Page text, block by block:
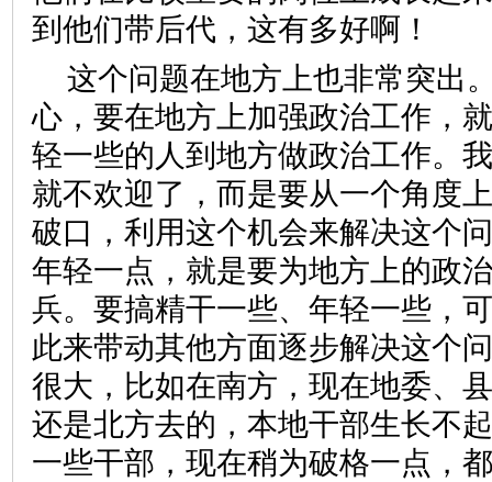
到他们带后代，这有多好啊！
这个问题在地方上也非常突出
心，要在地方上加强政治工作，
轻一些的人到地方做政治工作。
就不欢迎了，而是要从一个角度
破口，利用这个机会来解决这个
年轻一点，就是要为地方上的政
兵。要搞精干一些、年轻一些，
此来带动其他方面逐步解决这个
很大，比如在南方，现在地委、
还是北方去的，本地干部生长不
一些干部，现在稍为破格一点，